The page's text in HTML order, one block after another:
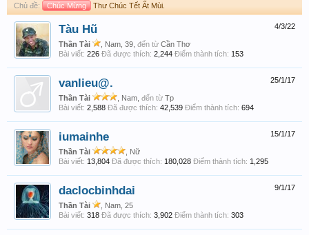
Chủ đề: Chúc Mừng Thư Chúc Tết Ất Mùi.
4/3/22
Tàu Hũ
Thần Tài , Nam, 39, đến từ Cần Thơ
Bài viết: 226 Đã được thích: 2,244 Điểm thành tích: 153
25/1/17
vanlieu@.
Thần Tài , Nam, đến từ Tp
Bài viết: 2,588 Đã được thích: 42,539 Điểm thành tích: 694
15/1/17
iumainhe
Thần Tài
, Nữ
Bài viết: 13,804 Đã được thích: 180,028 Điểm thành tích: 1,295
9/1/17
daclocbinhdai
Thần Tài
, Nam, 25
Bài viết: 318 Đã được thích: 3,902 Điểm thành tích: 303